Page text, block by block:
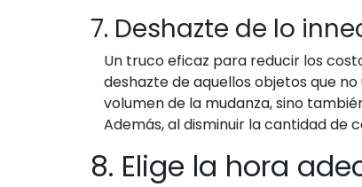
7. Deshazte de lo
Un truco eficaz para reducir los
deshazte de aquellos objetos que
volumen de la mudanza, sino
Además, al disminuir la cantidad de
8. Elige la hora